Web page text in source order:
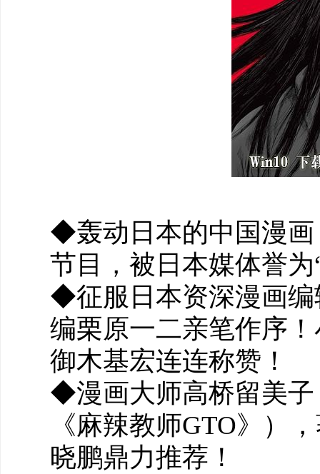
◆轰动日本的中国漫画
节目，被日本媒体誉
◆征服日本资深漫画编
编栗原一二亲笔作序
御木基宏连连称赞！
◆漫画大师高桥留美子
《麻辣教师GTO》）
晓鹏鼎力推荐！